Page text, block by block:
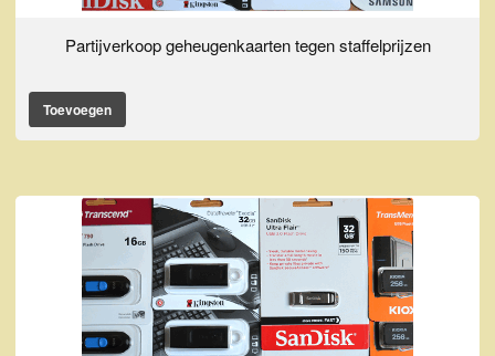
Partijverkoop geheugenkaarten tegen staffelprijzen
Toevoegen